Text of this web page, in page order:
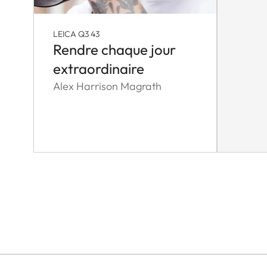
LEICA Q3 43
Rendre chaque jour
extraordinaire
Alex Harrison Magrath